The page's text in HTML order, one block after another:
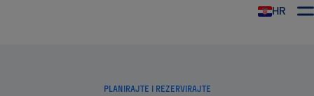
HR
PLANIRAJTE I REZERVIRAJTE